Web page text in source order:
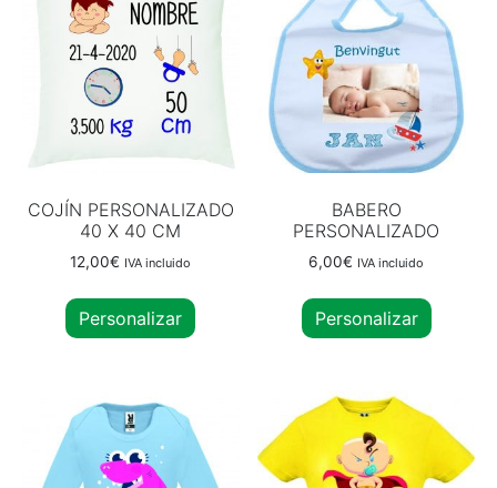
COJÍN PERSONALIZADO
40 X 40 CM
12,00€ IVA incluido
Personalizar
BABERO
PERSONALIZADO
6,00€ IVA incluido
Personalizar